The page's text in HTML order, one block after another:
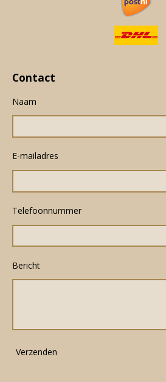
Contact
Naam
E-mailadres
Telefoonnummer
Bericht
Verzenden